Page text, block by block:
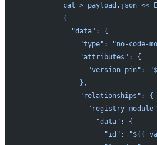
cat > payload.json <<
          {
            "data": {
"type": "no-code-
              "attributes": {
"version-pin":
              },
              "relationships": {
"registry-
                  "data": {
"id": "${{